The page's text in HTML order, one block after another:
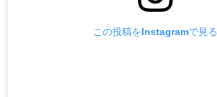
この投稿をInstagramで見る